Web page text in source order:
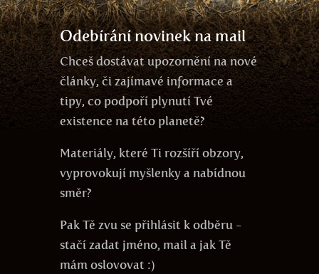
Odebírání novinek na mail
Chceš dostávat upozornění na nové
články, či zajímavé informace a
tipy, co podpoří plynutí Tvé
existence na této planetě?
Materiály, které Ti rozšíří obzory,
vyprovokují myšlenky a nabídnou
směr?
Pak Tě zvu se přihlásit k odběru -
stačí zadat jméno, mail a jak Tě
mám oslovovat :)